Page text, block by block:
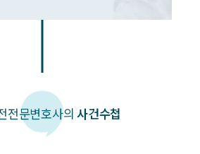
전문변호사의사건수첩